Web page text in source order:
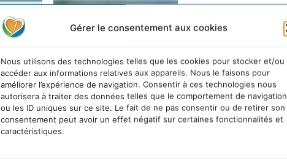
Gérer le consentement aux cookies
Nous utilisons des technologies telles que les cookies pour stocker et/ou
accéder aux informations relatives aux appareils. Nous le faisons pour
améliorer l’expérience de navigation. Consentir à ces technologies nous
autorisera à traiter des données telles que le comportement de navigation
ou les ID uniques sur ce site. Le fait de ne pas consentir ou de retirer son
consentement peut avoir un effet négatif sur certaines fonctionnalités et
caractéristiques.